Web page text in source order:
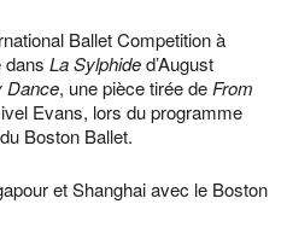
Ballet Competition à
La Sylphided’August
Dance, une pièce tirée de From
Evans, lors du programme
du Boston Ballet.
et Shanghai avec le Boston